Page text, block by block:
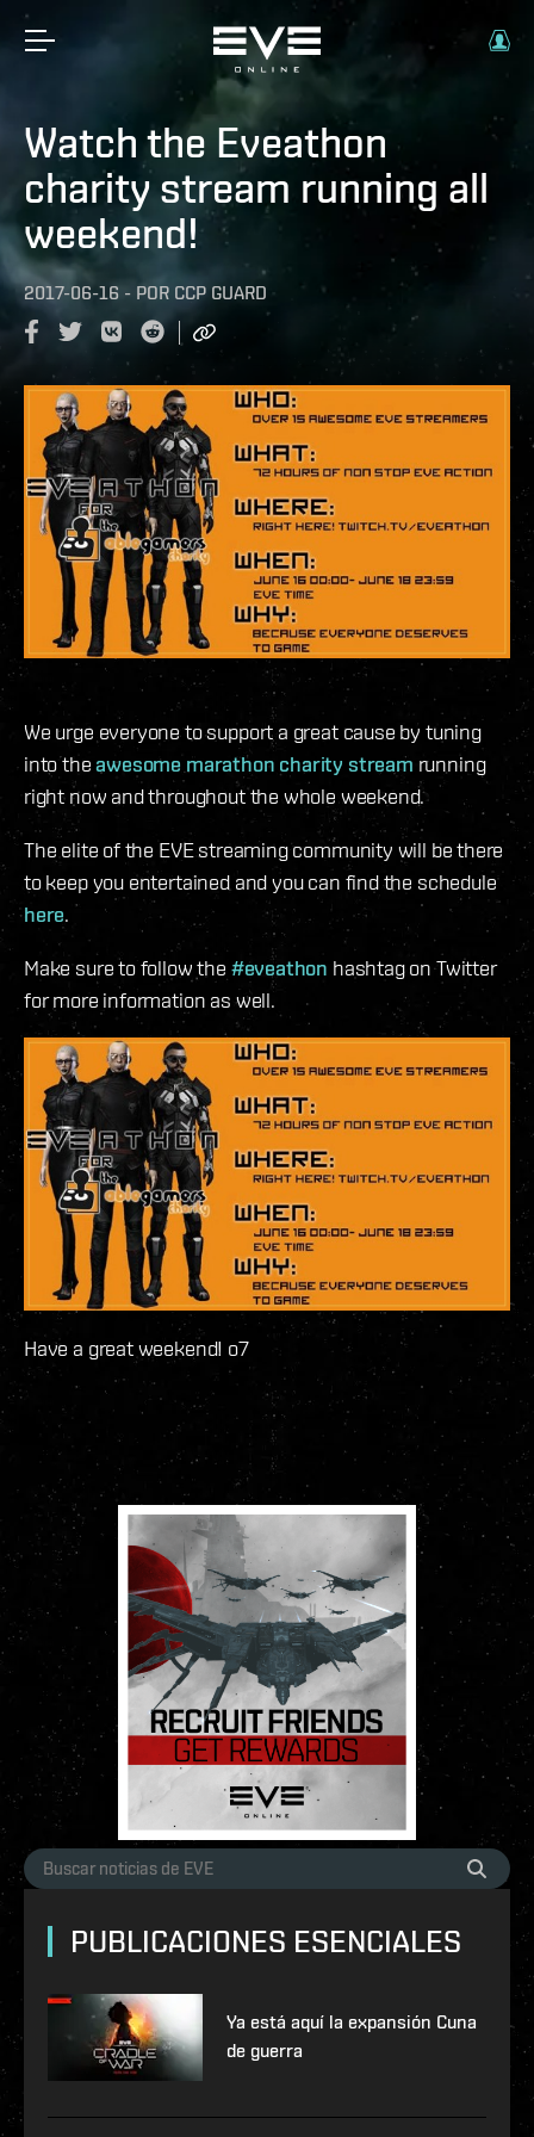
Watch the Eveathon
charity stream running all
weekend!
2017-06-16 - POR CCP GUARD
We urge everyone to support a great cause by tuning
into theawesome marathon charity stream running
right now and throughout the whole weekend.
The elite of the EVE streaming community will be there
to keep you entertained and you can find the schedule
here.
Make sure to follow the #eveathon hashtag on Twitter
for more information as well.
Have a great weekend! o7
PUBLICACIONES ESENCIALES
Ya está aquí la expansión Cuna
de guerra